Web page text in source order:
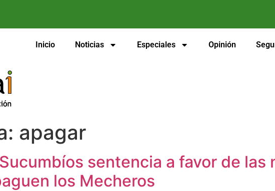
Inicio Noticias Especiales Opinión
apagar
sentencia a favor de las
los Mecheros